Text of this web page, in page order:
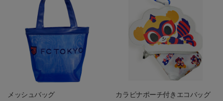
メッシュバッグ
カラビナポーチ付きエコバッグ